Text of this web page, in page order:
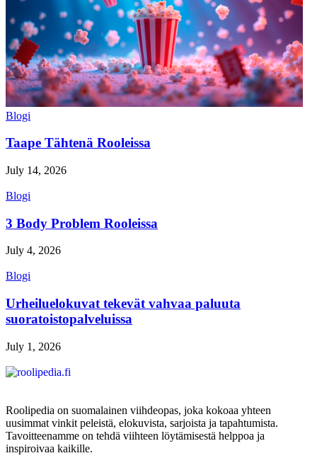
Blogi
Taape Tähtenä Rooleissa
July 14, 2026
Blogi
3 Body Problem Rooleissa
July 4, 2026
Blogi
Urheiluelokuvat tekevät vahvaa paluuta
suoratoistopalveluissa
July 1, 2026
Roolipedia on suomalainen viihdeopas, joka kokoaa yhteen
uusimmat vinkit peleistä, elokuvista, sarjoista ja tapahtumista.
Tavoitteenamme on tehdä viihteen löytämisestä helppoa ja
inspiroivaa kaikille.